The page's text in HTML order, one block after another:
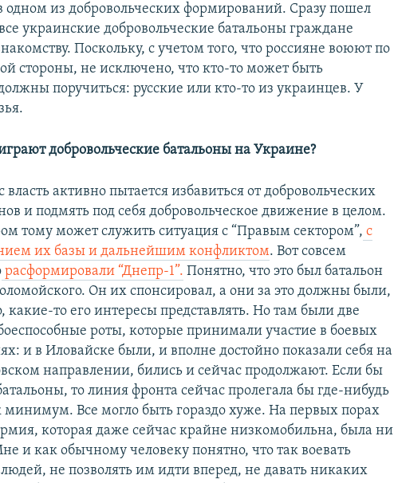
из добровольческих формирований. Сразу пошел
украинские добровольческие батальоны граждане
Поскольку, с учетом того, что россияне воюют по
стороны, не исключено, что кто-то может быть
поручиться: русские или кто-то из украинцев. У
добровольческие батальоны на Украине?
власть активно пытается избавиться от добровольческих
и подмять под себя добровольческое движение в целом.
тому может служить ситуация с “Правым сектором”, с
их базы и дальнейшим конфликтом. Вот совсем
расформировали “Днепр-1”. Понятно, что это был батальон
Он их спонсировал, а они за это должны были,
какие-то его интересы представлять. Но там были две
роты, которые принимали участие в боевых
и в Иловайске были, и вполне достойно показали себя на
направлении, бились и сейчас продолжают. Если бы
то линия фронта сейчас пролегала бы где-нибудь
минимум. Все могло быть гораздо хуже. На первых порах
которая даже сейчас крайне низкомобильна, была ни
и как обычному человеку понятно, что так воевать
не позволять им идти вперед, не давать никаких